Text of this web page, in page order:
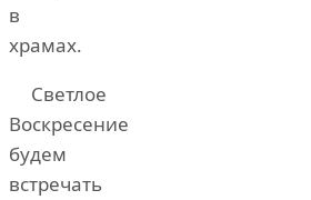
в
храмах.
Светлое
Воскресение
будем
встречать